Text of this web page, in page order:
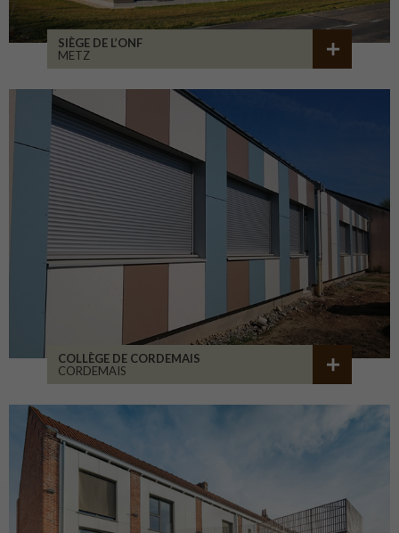
SIÈGE DE L’ONF
METZ
COLLÈGE DE CORDEMAIS
CORDEMAIS